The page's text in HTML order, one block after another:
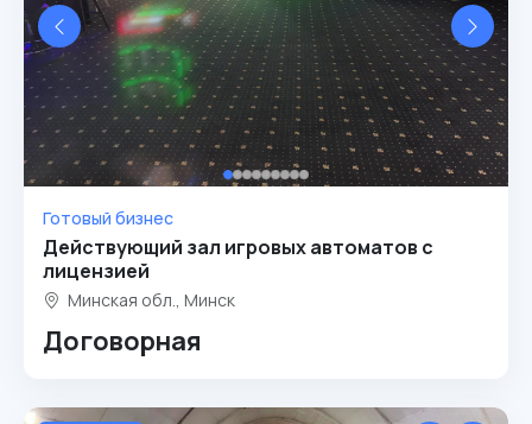
Готовый бизнес
Действующий зал игровых автоматов с
лицензией
Минская обл., Минск
Договорная